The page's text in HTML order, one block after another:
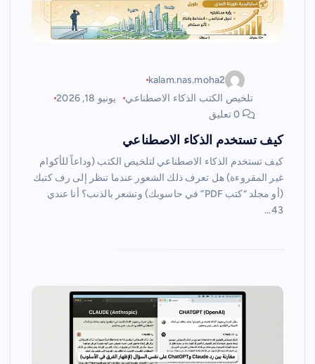
kalam.nas.moha2
تلخيص الكتب الذكاء الاصطناعي
يونيو 18, 2026
كيف تستخدم الذكاء الاصطناعي
كيف تستخدم الذكاء الاصطناعي لتلخيص الكتب (وداعاً للأكوام
غير المقروءة) هل تعرف ذلك الشعور عندما تنظر إلى رف كتبك
(أو مجلد “كتب PDF” في حاسوبك) وتشعر بالذنب؟ أنا عندي
43…